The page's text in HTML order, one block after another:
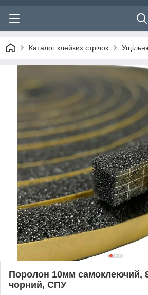
Каталог клейких стрічок
Поролон 10мм самоклеючий,
чорний, СПУ